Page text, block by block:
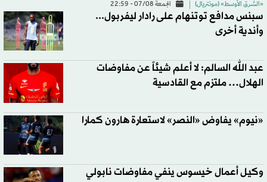
«الشرق الأوسط» (مونتريال) الجمعة 07/08 - 22:59
سبنس مدافع توتنهام على رادار ليفربول...
وأندية أخرى
عبد الله السالم: لا أعلم شيئاً عن مفاوضات
الهلال… ملتزم مع القادسية
«نيوم» يفاوض «النصر» لاستعارة هارون كمارا
وكيل أعمال خيسوس ينفي مفاوضات نابولي